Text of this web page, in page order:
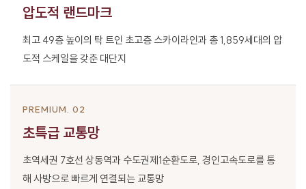
압도적 랜드마크
최고 49층 높이의 탁 트인 초고층 스카이라인과 총 1,859세대의 압
도적 스케일을 갖춘 대단지
PREMIUM. 02
초특급 교통망
초역세권 7호선 상동역과 수도권제1순환도로, 경인고속도로를 통
해 사방으로 빠르게 연결되는 교통망